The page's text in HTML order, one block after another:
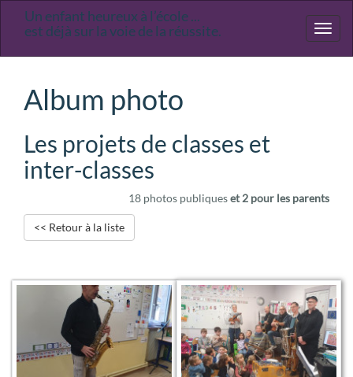
Toggle
Ecole
primaire
Saint-
Un enfant heureux à l’école ...
est déjà sur la voie de la réussite.
Album photo
Les projets de classes et
inter-classes
18 photos publiqueset 2 pour les parents
<< Retour à la liste